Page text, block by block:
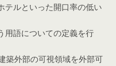
テルといった開口率の低い
用語についての定義を行
築外部の可視領域を外部可